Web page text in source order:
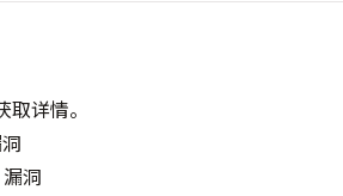
详情。
洞